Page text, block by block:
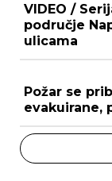
VIDEO /
područje
ulicama
Požar se
evakuirane,